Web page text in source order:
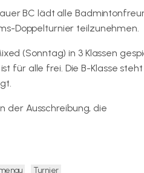
BC lädt alle
Doppelturnier teilzunehmen.
(Sonntag) in 3 Klassen
für alle frei. Die B-Klasse
der Ausschreibung, die
Turnier